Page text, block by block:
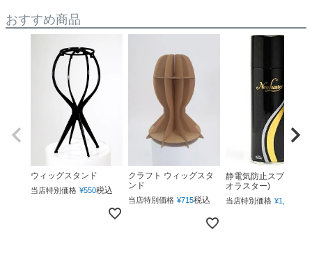
おすすめ商品
ウィッグスタンド
当店特別価格 ¥550税込
クラフト ウィッグスタ
ンド
当店特別価格 ¥715税込
静電気防止スプレー(ネ
オラスター)
当店特別価格 ¥1,760